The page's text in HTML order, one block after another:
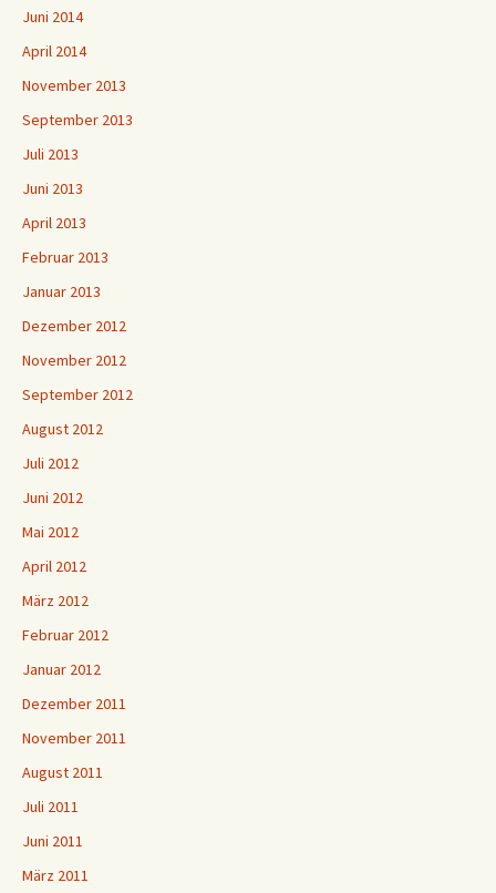
Juni 2014
April 2014
November 2013
September 2013
Juli 2013
Juni 2013
April 2013
Februar 2013
Januar 2013
Dezember 2012
November 2012
September 2012
August 2012
Juli 2012
Juni 2012
Mai 2012
April 2012
März 2012
Februar 2012
Januar 2012
Dezember 2011
November 2011
August 2011
Juli 2011
Juni 2011
März 2011